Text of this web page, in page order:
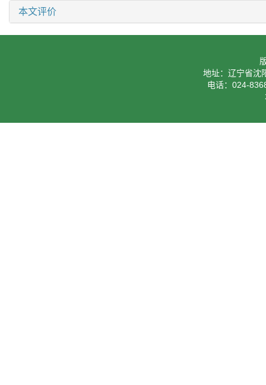
本文评价
地址：辽宁省沈
电话：024-